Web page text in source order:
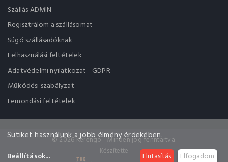
Szállás ADMIN
Regisztrálom a szállásomat
Súgó szállásadóknak
Felhasználási feltételek
Adatvédelmi nyilatkozat - GDPR
Működési szabályzat
Lemondási feltételek
© 2026 Kerengo - Minden jog fenntartva.
Készítette
Sütiket használunk a jobb élmény érdekében.
Beállítások... Elutasítás Elfogadom